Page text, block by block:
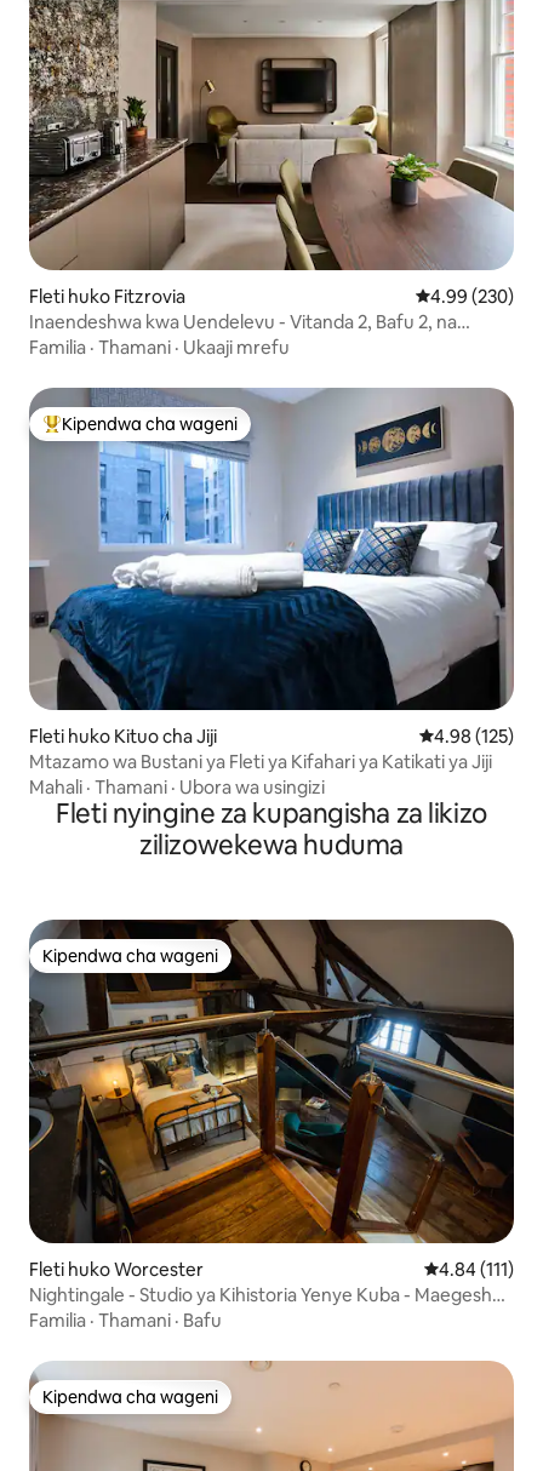
Fleti huko Fitzrovia Ukadiriaji wa
4.99 (230)
Inaendeshwa kwa Uendelevu - Vitanda 2, Bafu 2, na
baraza
Familia · Thamani · Ukaaji mrefu
Kipendwa maarufu cha wageni
Kipendwa cha wageni
Fleti huko Kituo cha Jiji Ukadiriaji wa
4.98 (125)
Mtazamo wa Bustani ya Fleti ya Kifahari ya Katikati ya Jiji
Mahali · Thamani · Ubora wa usingizi
Fleti nyingine za kupangisha za likizo
zilizowekewa huduma
Kipendwa cha wageni
Kipendwa cha wageni
Fleti huko Worcester Ukadiriaji wa
4.84 (111)
Nightingale - Studio ya Kihistoria Yenye Kuba - Maegesho
ya Bila Malipo
Familia · Thamani · Bafu
Kipendwa cha wageni
Kipendwa cha wageni